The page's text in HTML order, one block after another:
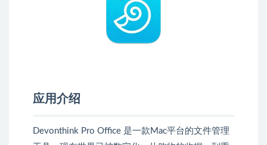
应用介绍
Devonthink Pro Office 是一款Mac平台的文件管理